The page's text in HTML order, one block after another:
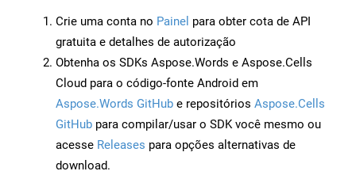
Crie uma conta no Painel para obter cota de API
gratuita e detalhes de autorização
Obtenha os SDKs Aspose.Words e Aspose.Cells
Cloud para o código-fonte Android em
Aspose.Words GitHub e repositórios Aspose.Cells
GitHub para compilar/usar o SDK você mesmo ou
acesse Releases para opções alternativas de
download.